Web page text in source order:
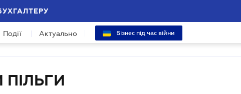
Події Актуально Бізнес під час війни